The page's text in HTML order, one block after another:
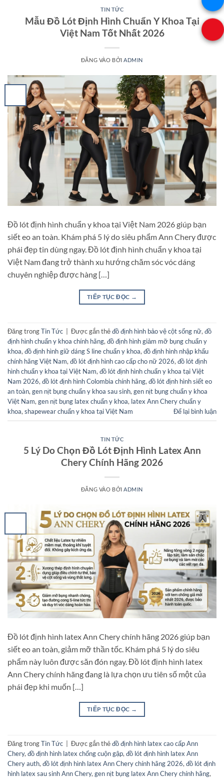
TIN TỨC
Mẫu Đồ Lót Định Hình Chuẩn Y Khoa Tại
Việt Nam Tốt Nhất 2026
ĐĂNG VÀO BỞI ADMIN
Đồ lót định hình chuẩn y khoa tại Việt Nam 2026 giúp bạn
siết eo an toàn. Khám phá 5 lý do siêu phẩm Ann Chery được
phái đẹp tin dùng ngay. Đồ lót định hình chuẩn y khoa tại
Việt Nam đang trở thành xu hướng chăm sóc vóc dáng
chuyên nghiệp được hàng […]
TIẾP TỤC ĐỌC →
Đăng trongTin Tức Được gắn thẻđồ định hình bảo vệ cột sống nữ,đồ
định hình chuẩn y khoa chính hãng,đồ định hình giảm mỡ bụng chuẩn y
khoa,đồ định hình giữ dáng S line chuẩn y khoa,đồ định hình nhập khẩu
chính hãng Việt Nam,đồ lót định hình cao cấp cho nữ 2026,đồ lót định
hình chuẩn y khoa tại Việt Nam,đồ lót định hình chuẩn y khoa tại Việt
Nam 2026,đồ lót định hình Colombia chính hãng,đồ lót định hình siết eo
an toàn,gen nịt bụng chuẩn y khoa sau sinh,gen nịt bụng chuẩn y khoa
Việt Nam,gen nịt bụng latex chuẩn y khoa, latex Ann Chery chuẩn y
khoa,shapewear chuẩn y khoa tại Việt Nam Để lại bình luận
TIN TỨC
5 Lý Do Chọn Đồ Lót Định Hình Latex Ann
Chery Chính Hãng 2026
ĐĂNG VÀO BỞIADMIN
Đồ lót định hình latex Ann Chery chính hãng 2026 giúp bạn
siết eo an toàn, giảm mỡ thần tốc. Khám phá 5 lý do siêu
phẩm này luôn được săn đón ngay. Đồ lót định hình latex
Ann Chery chính hãng đang là lựa chọn ưu tiên số một của
phái đẹp khi muốn […]
TIẾP TỤC ĐỌC →
Đăng trongTin Tức Được gắn thẻđồ định hình latex cao cấp Ann
Chery, đồ định hình latex chống cuộn gập, đồ lót định hình latex Ann
Chery auth, đồ lót định hình latex Ann Chery chính hãng 2026, đồ lót định
hình latex sau sinh Ann Chery, gen nịt bụng latex Ann Chery chính hãng,